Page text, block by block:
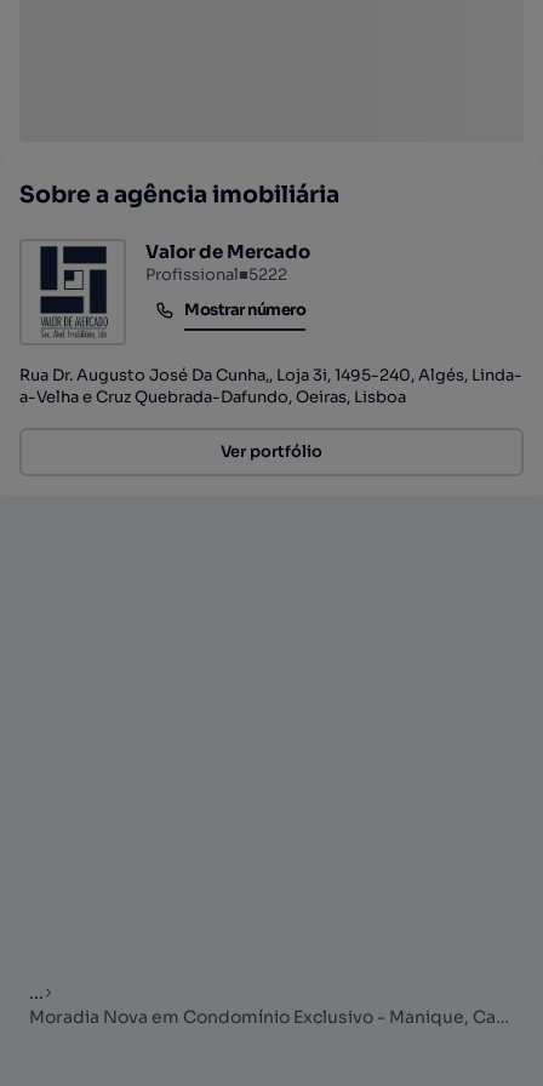
Sobre a agência imobiliária
Valor de Mercado
Profissional■5222
Mostrar número
Mostrar número
Rua Dr. Augusto José Da Cunha,, Loja 3i, 1495-240, Algés, Linda-
a-Velha e Cruz Quebrada-Dafundo, Oeiras, Lisboa
Ver portfólio
...
Moradia Nova em Condomínio Exclusivo - Manique, Cascais